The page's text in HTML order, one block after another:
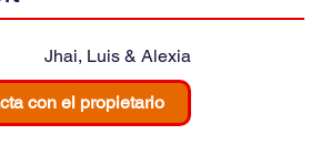
Jhai, Luis & Alexia
con el propietario